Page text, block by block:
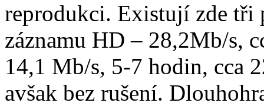
reprodukci. Existují zde tři
záznamu HD – 28,2Mb/s,
14,1 Mb/s, 5-7 hodin, cca
avšak bez rušení.